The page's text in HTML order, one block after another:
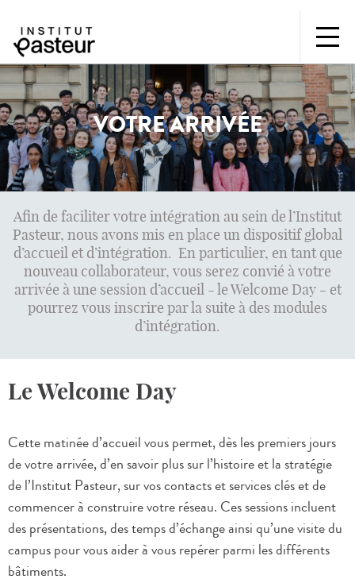
VOTRE ARRIVÉE
Afin de faciliter votre intégration au sein de l’Institut
Pasteur, nous avons mis en place un dispositif global
d’accueil et d’intégration. En particulier, en tant que
nouveau collaborateur, vous serez convié à votre
arrivée à une session d’accueil - le Welcome Day - et
pourrez vous inscrire par la suite à des modules
d’intégration.
Le Welcome Day
Cette matinée d’accueil vous permet, dès les premiers jours
de votre arrivée, d’en savoir plus sur l’histoire et la stratégie
de l’Institut Pasteur, sur vos contacts et services clés et de
commencer à construire votre réseau. Ces sessions incluent
des présentations, des temps d’échange ainsi qu’une visite du
campus pour vous aider à vous repérer parmi les différents
bâtiments.